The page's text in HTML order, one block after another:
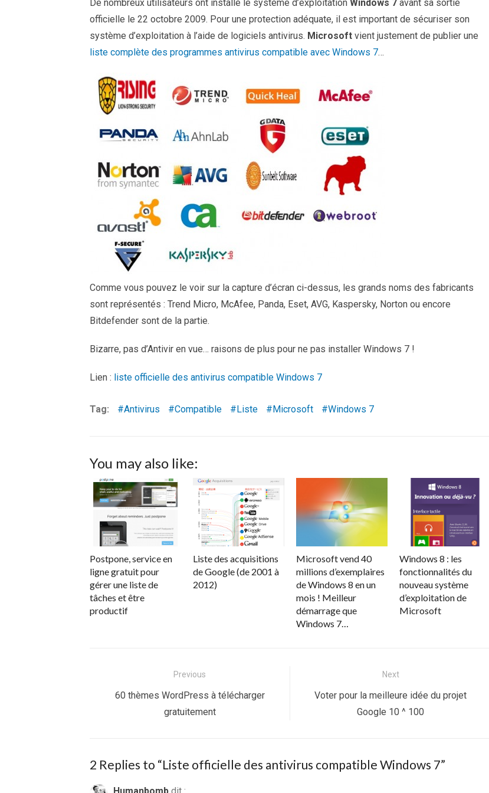
De nombreux utilisateurs ont installé le système d’exploitation Windows 7 avant sa sortie
officielle le 22 octobre 2009. Pour une protection adéquate, il est important de sécuriser son
système d’exploitation à l’aide de logiciels antivirus. Microsoft vient justement de publier une
liste complète des programmes antivirus compatible avec Windows 7…
Comme vous pouvez le voir sur la capture d’écran ci-dessus, les grands noms des fabricants
sont représentés : Trend Micro, McAfee, Panda, Eset, AVG, Kaspersky, Norton ou encore
Bitdefender sont de la partie.
Bizarre, pas d’Antivir en vue… raisons de plus pour ne pas installer Windows 7 !
Lien : liste officielle des antivirus compatible Windows 7
Tag: Antivirus Compatible Liste Microsoft Windows 7
You may also like:
Postpone, service en
ligne gratuit pour
gérer une liste de
tâches et être
productif
Liste des acquisitions
de Google (de 2001 à
2012)
Microsoft vend 40
millions d’exemplaires
de Windows 8 en un
mois ! Meilleur
démarrage que
Windows 7…
Windows 8 : les
fonctionnalités du
nouveau système
d’exploitation de
Microsoft
Previous
Previous
60 thèmes WordPress à télécharger
gratuitement
Next
Next
Voter pour la meilleure idée du projet
Google 10 ^ 100
2 Replies to “Liste officielle des antivirus compatible Windows 7”